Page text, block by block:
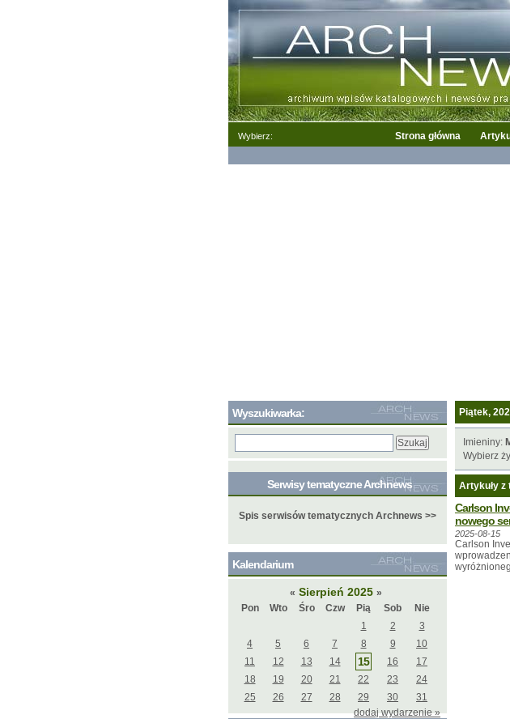
Wybierz: Strona główna
Piątek,
Imieniny:
Wybierz
Artykuły z
Carlson
nowego
2025-08-15
Carlson
Wyszukiwarka:
Serwisy tematyczne Archnews
Spis serwisów tematycznych Archnews >>
Kalendarium
« Sierpień 2025 »
Pon
Wto Śro Czw Pią Sob
Nie
1
2
3
4
5 6 7 8 9
10
11
12 13 14 15 16
17
18
19 20 21 22 23
24
25
26 27 28 29 30
31
dodaj wydarzenie »